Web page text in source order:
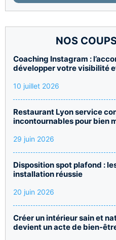
NOS
Coaching Instagram :
développer votre visibilité
10 juillet 2026
Restaurant Lyon service
incontournables pour bien
29 juin 2026
Disposition spot plafond :
installation réussie
20 juin 2026
Créer un intérieur sain et
devient un acte de bien-